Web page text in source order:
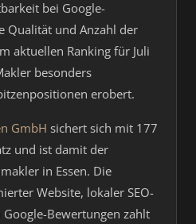
bei Google-
Qualität und Anzahl der
aktuellen Ranking für Juli
besonders
erobert.
GmbH sichert sich mit 177
und ist damit der
in Essen. Die
Website, lokaler SEO-
Bewertungen zahlt